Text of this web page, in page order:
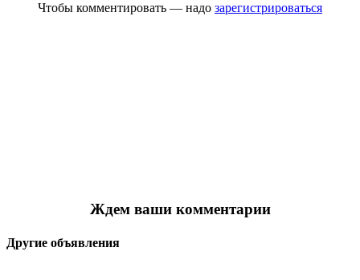
Чтобы комментировать — надо зарегистрироваться
Ждем ваши комментарии
Другие объявления